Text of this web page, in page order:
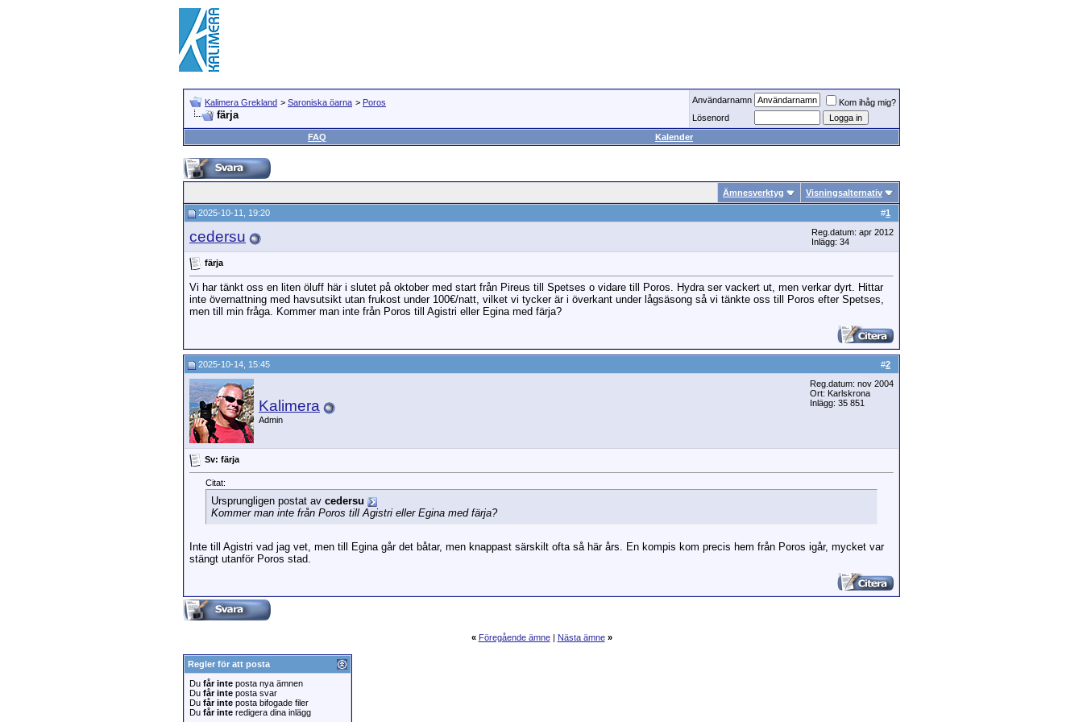
Kalimera Grekland > Saroniska öarna > Poros
färja
Användarnamn
Kom ihåg mig?
Lösenord
FAQ
Kalender
Ämnesverktyg Visningsalternativ
#1
2025-10-11, 19:20
cedersu
Reg.datum: apr 2012
Inlägg: 34
färja
Vi har tänkt oss en liten öluff här i slutet på oktober med start från Pireus till Spetses o vidare till Poros. Hydra ser vackert ut, men verkar dyrt. Hittar
inte övernattning med havsutsikt utan frukost under 100€/natt, vilket vi tycker är i överkant under lågsäsong så vi tänkte oss till Poros efter Spetses,
men till min fråga. Kommer man inte från Poros till Agistri eller Egina med färja?
#2
2025-10-14, 15:45
Kalimera
Admin
Reg.datum: nov 2004
Ort: Karlskrona
Inlägg: 35 851
Sv: färja
Citat:
Ursprungligen postat av cedersu
Kommer man inte från Poros till Agistri eller Egina med färja?
Inte till Agistri vad jag vet, men till Egina går det båtar, men knappast särskilt ofta så här års. En kompis kom precis hem från Poros igår, mycket var
stängt utanför Poros stad.
« Föregående ämne| Nästa ämne »
Regler för att posta
Du får inte posta nya ämnen
Du får inte posta svar
Du får inte posta bifogade filer
Du får inte redigera dina inlägg